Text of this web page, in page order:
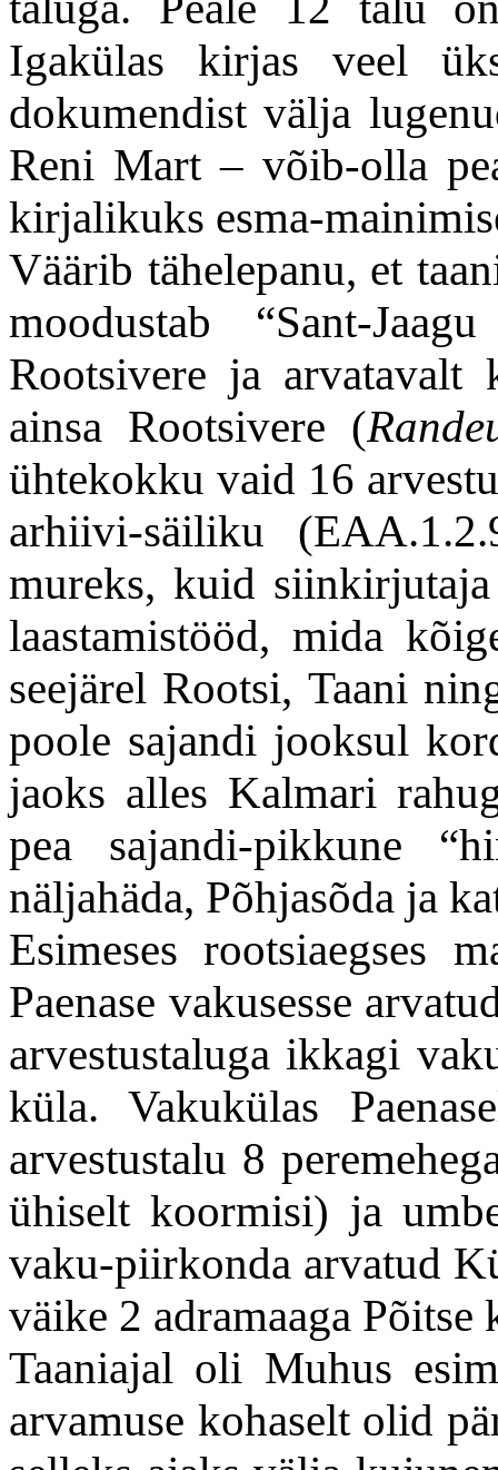
Igakülas kirjas veel
dokumendist välja
Reni Mart – võib-olla
kirjalikuks esma-
Väärib tähelepanu, et
moodustab “Sant-
Rootsivere ja arvatavalt
ainsa Rootsivere (
ühtekokku vaid 16
arhiivi-säiliku
mureks, kuid siinkirjutaja
laastamistööd, mida
seejärel Rootsi, Taani
poole sajandi jooksul
jaoks alles Kalmari
pea sajandi-pikkune
näljahäda, Põhjasõda ja
Esimeses rootsiaegses
Paenase vakusesse
arvestustaluga ikkagi
küla. Vakukülas
arvestustalu 8
ühiselt koormisi) ja
vaku-piirkonda arvatud
väike 2 adramaaga Põitse
Taaniajal oli Muhus
arvamuse kohaselt olid